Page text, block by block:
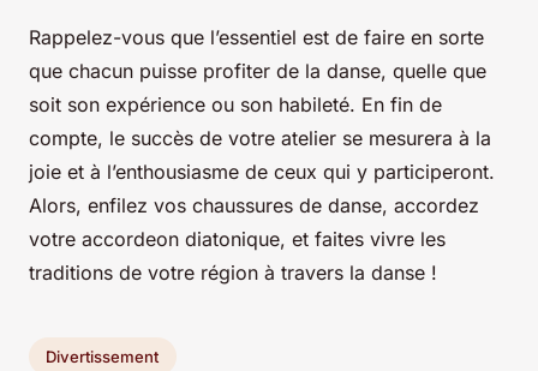
Rappelez-vous que l’essentiel est de faire en sorte
que chacun puisse profiter de la danse, quelle que
soit son expérience ou son habileté. En fin de
compte, le succès de votre atelier se mesurera à la
joie et à l’enthousiasme de ceux qui y participeront.
Alors, enfilez vos chaussures de danse, accordez
votre accordeon diatonique, et faites vivre les
traditions de votre région à travers la danse !
Divertissement